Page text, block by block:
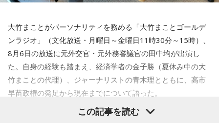
BUBBLE / Hi-Fi Un!corn / pachae / 春風レコード / Pixie
Monster / HINONABE / 陽真 / ファジーデイズ / FINLANDS
/ Faulieu. / プッシュプルポット / 物品販売 / THE FRANK VOX
/ Furui Riho / blend house / Broken my toybox / ポップし
なないで / ホピーハイボ / WHITE ASH / 奔走狂走局 / 前髪ぱ
っつん少年 / みーぽん。 / 紫 今 / Meg Bonus / Messy last
山田タケシ / 八生 / 由薫 / 友希 / YUSII / 余生 / 夜々 / （夜
で、入団テストを経て育成ドラフト指名を受けた。
ステーキ
9．今一番欲しいものは？
夏服
10．野球以外での「こだわり」はありますか？
大竹まことがパーソナリティを務める「大竹まことゴールデ
ンラジオ」（文化放送・月曜日～金曜日11時30分～15時）、
8月6日の放送に元外交官・元外務審議官の田中均が出演し
た。自身の経験も踏まえ、経済学者の金子勝（夏休み中の大
竹まことの代理）、ジャーナリストの青木理とともに、高市
早苗政権の発足から現在までについて語った。
「（前回の田中均の出演が）9ヶ月前。高市早苗政権が
この記事を読む